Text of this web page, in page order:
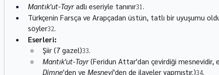
Mantık'ut-Tayr adlı eseriyle tanınır31.
Türkçenin Farsça ve Arapçadan üstün, tatlı bir uyuşumu
söyler32.
Eserleri:
Şiir (7 gazel)33.
Mantık'ut-Tayr (Feridun Attar'dan çevirdiği mesnevidir,
Dimne'den ve Mesnevi'den de ilaveler yapmıştır.)34.